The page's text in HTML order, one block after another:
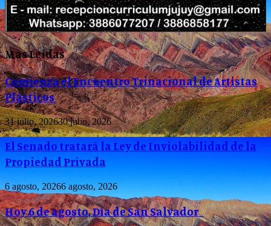
Mas Leídas
Comienza el Encuentro Trinacional de Artistas
Plásticos
31 julio, 202630 julio, 2026
El Senado tratará la Ley de Inviolabilidad de la
Propiedad Privada
6 agosto, 20266 agosto, 2026
Hoy 6 de agosto, Día de San Salvador